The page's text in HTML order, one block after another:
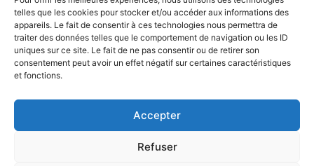
telles que les cookies pour stocker et/ou accéder aux informations des
appareils. Le fait de consentir à ces technologies nous permettra de
traiter des données telles que le comportement de navigation ou les ID
uniques sur ce site. Le fait de ne pas consentir ou de retirer son
consentement peut avoir un effet négatif sur certaines caractéristiques
et fonctions.
Accepter
Refuser
Plan du site
Mentions légales
Plan du site